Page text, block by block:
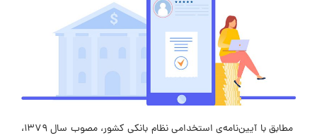
مطابق با آیین‌نامه‌ی استخدامی نظام بانکی کشور، مصوب سال ۱۳۷۹،